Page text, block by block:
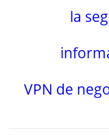
la
VPN de